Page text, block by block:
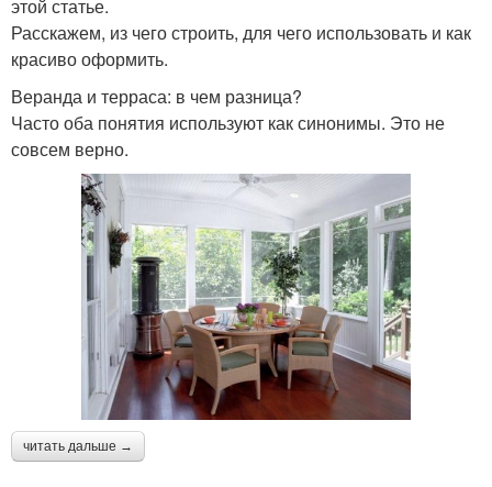
этой статье.
Расскажем, из чего строить, для чего использовать и как
красиво оформить.
Веранда и терраса: в чем разница?
Часто оба понятия используют как синонимы. Это не
совсем верно.
читать дальше →